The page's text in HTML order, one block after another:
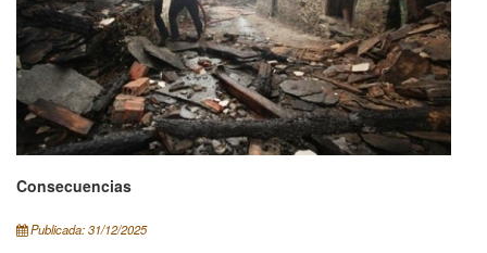
Consecuencias
Publicada: 31/12/2025